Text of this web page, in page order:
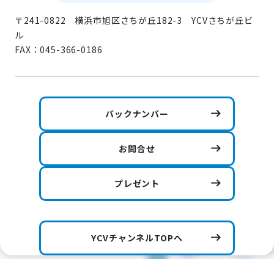
〒241-0822 横浜市旭区さちが丘182-3 YCVさちが丘ビ
ル
FAX：045-366-0186
バックナンバー
お問合せ
プレゼント
YCVチャンネルTOPへ